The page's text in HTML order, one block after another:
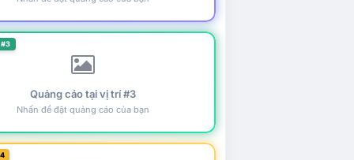
Quảng cáo tại vị trí #3
Nhấn để đặt quảng cáo của bạn